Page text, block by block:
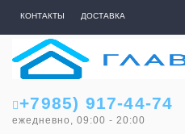
КОНТАКТЫ ДОСТАВКА
+7985) 917-44-74
ежедневно, 09:00 - 20:00